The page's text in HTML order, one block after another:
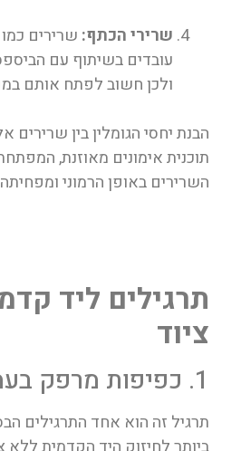
שרירי הכתף: שרירים
עובדים בשיתוף עם
ולכן חשוב לפתח אותם
הבנת יחסי הגומלין בין שרירים
תוכנית אימונים מאוזנת,
השרירים באופן הרמוני
תרגילים ליד
ציוד
1. כפיפות מרפק בעמידה על קיר
תרגיל זה הוא אחד התרגילים